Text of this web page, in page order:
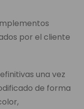
por el cliente
una vez
de forma